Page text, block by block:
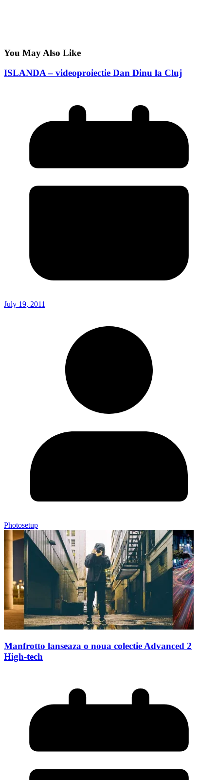
You May Also Like
ISLANDA – videoproiectie Dan Dinu la Cluj
July 19, 2011
Photosetup
Manfrotto lanseaza o noua colectie Advanced 2
High-tech